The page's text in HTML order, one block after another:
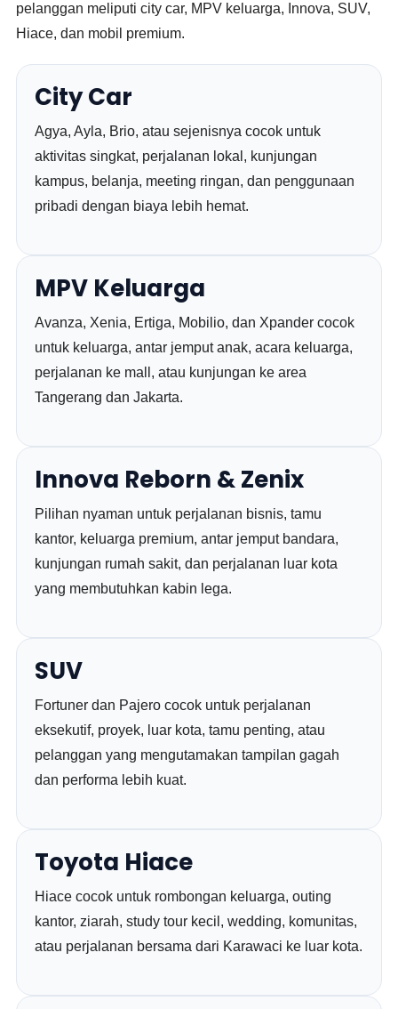
pelanggan meliputi city car, MPV keluarga, Innova, SUV,
Hiace, dan mobil premium.
City Car
Agya, Ayla, Brio, atau sejenisnya cocok untuk
aktivitas singkat, perjalanan lokal, kunjungan
kampus, belanja, meeting ringan, dan penggunaan
pribadi dengan biaya lebih hemat.
MPV Keluarga
Avanza, Xenia, Ertiga, Mobilio, dan Xpander cocok
untuk keluarga, antar jemput anak, acara keluarga,
perjalanan ke mall, atau kunjungan ke area
Tangerang dan Jakarta.
Innova Reborn & Zenix
Pilihan nyaman untuk perjalanan bisnis, tamu
kantor, keluarga premium, antar jemput bandara,
kunjungan rumah sakit, dan perjalanan luar kota
yang membutuhkan kabin lega.
SUV
Fortuner dan Pajero cocok untuk perjalanan
eksekutif, proyek, luar kota, tamu penting, atau
pelanggan yang mengutamakan tampilan gagah
dan performa lebih kuat.
Toyota Hiace
Hiace cocok untuk rombongan keluarga, outing
kantor, ziarah, study tour kecil, wedding, komunitas,
atau perjalanan bersama dari Karawaci ke luar kota.